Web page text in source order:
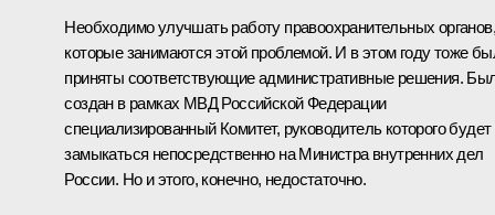
Необходимо улучшать работу правоохранительных органов,
которые занимаются этой проблемой. И в этом году тоже
приняты соответствующие административные решения.
создан в рамках МВД Российской Федерации
специализированный Комитет, руководитель которого будет
замыкаться непосредственно на Министра внутренних дел
России. Но и этого, конечно, недостаточно.